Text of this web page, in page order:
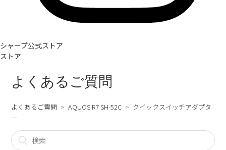
シャープ公式ストア
ストア
よくあるご質問
よくあるご質問 AQUOS R7 SH-52C
クイックスイッチアダプタ
ー